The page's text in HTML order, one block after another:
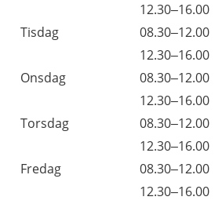
12.30–16.00
Tisdag
08.30–12.00
12.30–16.00
Onsdag
08.30–12.00
12.30–16.00
Torsdag
08.30–12.00
12.30–16.00
Fredag
08.30–12.00
12.30–16.00